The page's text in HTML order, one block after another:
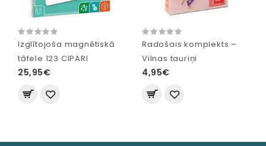
Izglītojoša magnētiskā
tāfele 123 CIPARI
25,95€
Radošais komplekts –
Vilnas tauriņi
4,95€